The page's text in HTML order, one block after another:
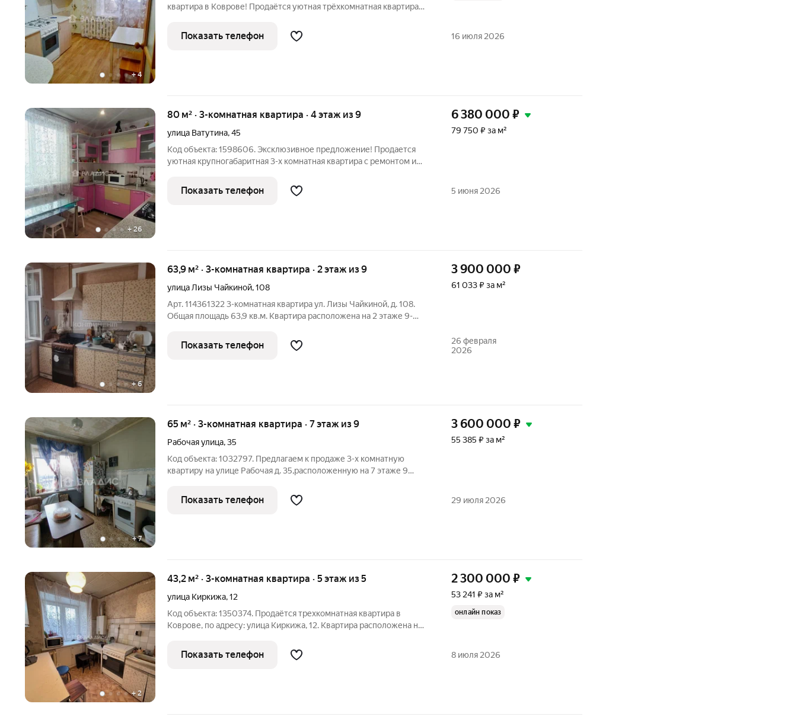
+4
квартира в Коврове! Продаётся уютная трёхкомнатная квартира
дома. Квартира тёплая и светлая, окна выходят на улицу. B
прихожeй,
Показать телефон 16 июля 2026
+26
80 м² · 3-комнатная квартира · 4 этаж из 9
улица Ватутина,45
Код объекта: 1598606. Эксклюзивное предложение! Продается
уютная крупногабаритная 3-х комнатная квартира с ремонтом и
дома в самом востребованном районе в г. Ковров, ул. Ватутина,
д.45. Общая
6 380 000 ₽
79 750 ₽ за м²
Показать телефон 5 июня 2026
+6
63,9 м² · 3-комнатная квартира · 2 этаж из 9
улица Лизы Чайкиной,108
Арт. 114361322 3-комнатная квартира ул. Лизы Чайкиной, д. 108.
Общая площадь 63,9 кв.м. Квартира расположена на 2 этаже 9-
coздают aтмоcферу уюта и тeпла, а paздельный cанузел
добавляет удобства в
3 900 000 ₽
61 033 ₽ за м²
Показать телефон
26 февраля
2026
+7
65 м² · 3-комнатная квартира · 7 этаж из 9
Рабочая улица,35
Код объекта: 1032797. Предлагаем к продаже 3-х комнатную
квартиру на улице Рабочая д. 35,расположенную на 7 этаже 9
обычном, жилом состоянии. Комнаты изолированные, санузел
раздельный, не
3 600 000 ₽
55 385 ₽ за м²
Показать телефон 29 июля 2026
+ 2
43,2 м² · 3-комнатная квартира · 5 этаж из 5
улица Киркижа,12
Код объекта: 1350374. Продаётся трехкомнатная квартира в
Коврове, по адресу: улица Киркижа, 12. Квартира расположена на
составляет 43,2 квадратных метра, из которых 31 квадратный
метр
2 300 000 ₽
53 241 ₽ за м²
онлайн показ
Показать телефон 8 июля 2026